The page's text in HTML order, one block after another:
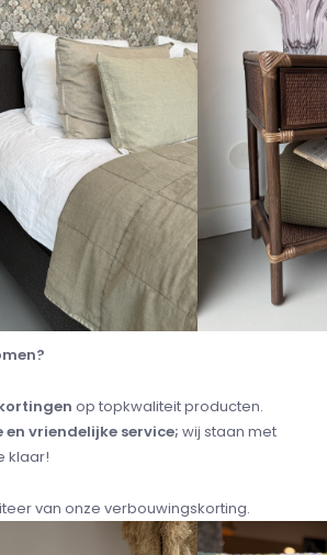
op topkwaliteit producten.
en vriendelijke service; wij staan met
klaar!
van onze verbouwingskorting.